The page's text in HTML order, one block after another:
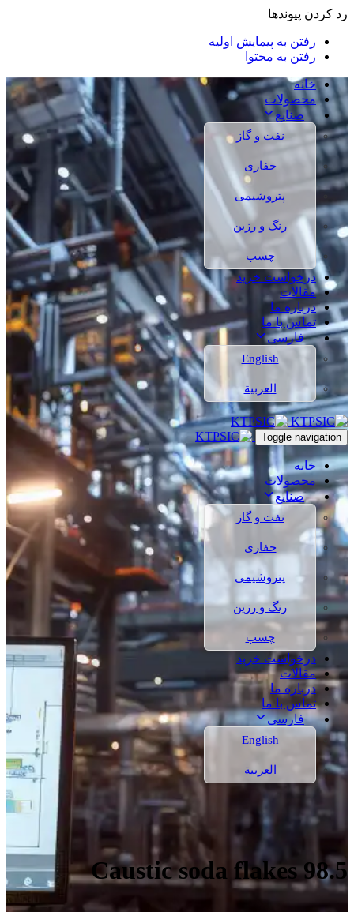
رد کردن پیوندها
رفتن به پیمایش اولیه
رفتن به محتوا
خانه
محصولات
صنایع
نفت و گاز
حفاری
پتروشیمی
رنگ و رزین
چسب
درخواست خرید
مقالات
درباره ما
تماس با ما
فارسی
English
العربية
Toggle navigation
خانه
محصولات
صنایع
نفت و گاز
حفاری
پتروشیمی
رنگ و رزین
چسب
درخواست خرید
مقالات
درباره ما
تماس با ما
فارسی
English
العربية
Caustic soda flakes 98.5